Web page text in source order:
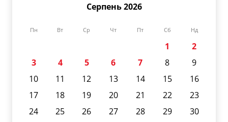
Серпень 2026
Пн Вт Ср Чт Пт Сб Нд
1
2
3
4 5 6 7 8
9
10
11 12 13 14 15
16
17
18 19 20 21 22
23
24
25 26 27 28 29
30